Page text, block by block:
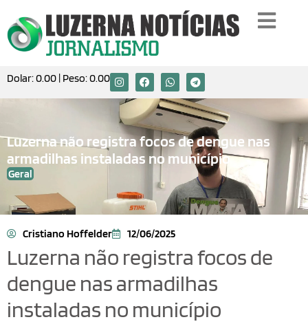
Dolar:0.00 | Peso:0.00
Luzerna não registra focos de dengue nas
armadilhas instaladas no município
Geral
Cristiano Hoffelder 12/06/2025
Luzerna não registra focos de
dengue nas armadilhas
instaladas no município